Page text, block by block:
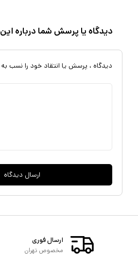
دیدگاه یا پرسش شما درباره این
دیدگاه ، پرسش یا انتقاد خود را نسب به
ارسال دیدگاه
ارسال فوری
مخصوص تهران